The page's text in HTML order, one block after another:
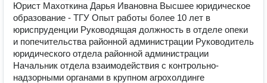
Юрист Махоткина Дарья Ивановна Высшее юридическое
образование - ТГУ Опыт работы более 10 лет в
юриспруденции Руководящая должность в отделе опеки
и попечительства районной администрации Руководитель
юридического отдела районной администрации
Начальник отдела взаимодействия с контрольно-
надзорными органами в крупном агрохолдинге